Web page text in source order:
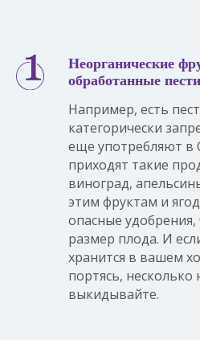
Неорганические
обработанные
Например, есть
категорически
еще употребляют в
приходят такие
виноград,
этим фруктам и
опасные
размер плода. И
хранится в вашем
портясь, несколько
выкидывайте.